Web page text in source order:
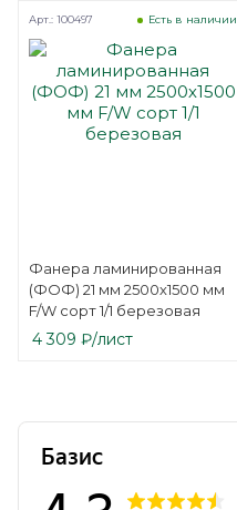
Фанера ламинированная
(ФОФ) 21 мм 2500х1500 мм
F/W сорт 1/1 березовая
Есть в наличии
Арт.: 100497
4 309 ₽/лист